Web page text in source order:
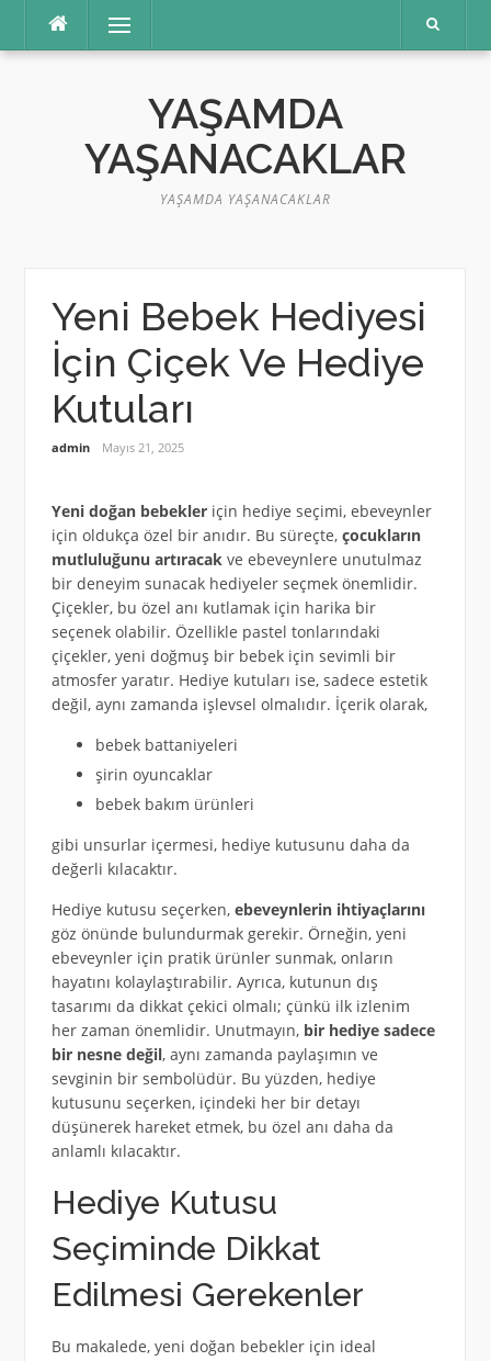
Menü
YAŞAMDA
YAŞANACAKLAR
YAŞAMDA YAŞANACAKLAR
Yeni Bebek Hediyesi
İçin Çiçek Ve Hediye
Kutuları
admin Mayıs 21, 2025
Yeni doğan bebekleriçin hediye seçimi, ebeveynler
için oldukça özel bir anıdır. Bu süreçte, çocukların
mutluluğunu artıracakve ebeveynlere unutulmaz
bir deneyim sunacak hediyeler seçmek önemlidir.
Çiçekler, bu özel anı kutlamak için harika bir
seçenek olabilir. Özellikle pastel tonlarındaki
çiçekler, yeni doğmuş bir bebek için sevimli bir
atmosfer yaratır. Hediye kutuları ise, sadece estetik
değil, aynı zamanda işlevsel olmalıdır. İçerik olarak,
bebek battaniyeleri
şirin oyuncaklar
bebek bakım ürünleri
gibi unsurlar içermesi, hediye kutusunu daha da
değerli kılacaktır.
Hediye kutusu seçerken, ebeveynlerin ihtiyaçlarını
göz önünde bulundurmak gerekir. Örneğin, yeni
ebeveynler için pratik ürünler sunmak, onların
hayatını kolaylaştırabilir. Ayrıca, kutunun dış
tasarımı da dikkat çekici olmalı; çünkü ilk izlenim
her zaman önemlidir. Unutmayın, bir hediye sadece
bir nesne değil, aynı zamanda paylaşımın ve
sevginin bir sembolüdür. Bu yüzden, hediye
kutusunu seçerken, içindeki her bir detayı
düşünerek hareket etmek, bu özel anı daha da
anlamlı kılacaktır.
Hediye Kutusu
Seçiminde Dikkat
Edilmesi Gerekenler
Bu makalede, yeni doğan bebekler için ideal